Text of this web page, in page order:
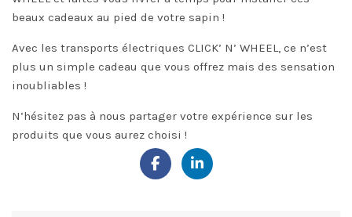
beaux cadeaux au pied de votre sapin !
Avec les transports électriques CLICK’ N’ WHEEL, ce n’est
plus un simple cadeau que vous offrez mais des sensation
inoubliables !
N’hésitez pas à nous partager votre expérience sur les
produits que vous aurez choisi !